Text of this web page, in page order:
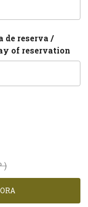
de reserva /
of reservation
)